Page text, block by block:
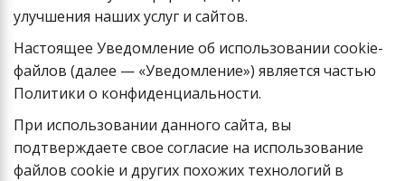
улучшения наших услуг и сайтов.
Настоящее Уведомление об использовании cookie-
файлов (далее — «Уведомление») является частью
Политики о конфиденциальности.
При использовании данного сайта, вы
подтверждаете свое согласие на использование
файлов cookie и других похожих технологий в